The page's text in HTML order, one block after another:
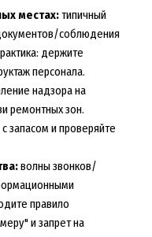
местах:типичный
соблюдения
держите
персонала.
надзора на
ремонтных зон.
запасом и проверяйте
волны звонков/
правило
и запрет на